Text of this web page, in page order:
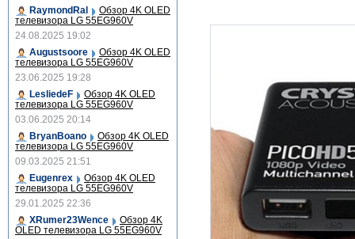
RaymondRal
Обзор 4K OLED
телевизора LG 55EG960V
24.08.2025 19:02
Augustsoore
Обзор 4K OLED
телевизора LG 55EG960V
23.06.2025 19:28
LesliedeF
Обзор 4K OLED
телевизора LG 55EG960V
03.06.2025 20:14
BryanBoano
Обзор 4K OLED
телевизора LG 55EG960V
09.03.2025 21:51
Eugenrex
Обзор 4K OLED
телевизора LG 55EG960V
29.01.2025 22:36
XRumer23Wence
Обзор 4K
OLED телевизора LG 55EG960V